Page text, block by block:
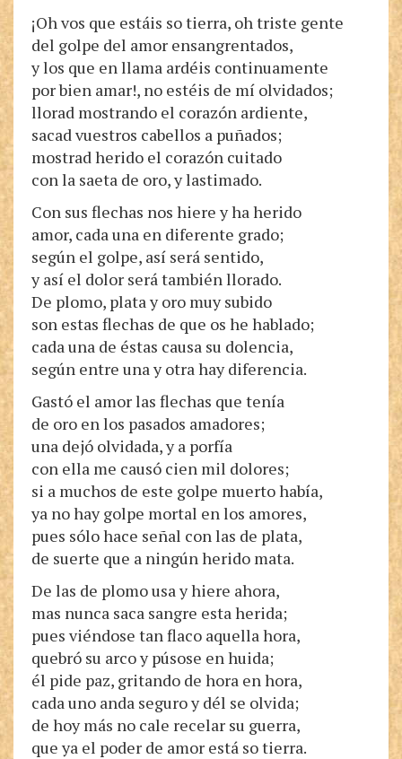
¡Oh vos que estáis so tierra, oh triste gente
del golpe del amor ensangrentados,
y los que en llama ardéis continuamente
por bien amar!, no estéis de mí olvidados;
llorad mostrando el corazón ardiente,
sacad vuestros cabellos a puñados;
mostrad herido el corazón cuitado
con la saeta de oro, y lastimado.
Con sus flechas nos hiere y ha herido
amor, cada una en diferente grado;
según el golpe, así será sentido,
y así el dolor será también llorado.
De plomo, plata y oro muy subido
son estas flechas de que os he hablado;
cada una de éstas causa su dolencia,
según entre una y otra hay diferencia.
Gastó el amor las flechas que tenía
de oro en los pasados amadores;
una dejó olvidada, y a porfía
con ella me causó cien mil dolores;
si a muchos de este golpe muerto había,
ya no hay golpe mortal en los amores,
pues sólo hace señal con las de plata,
de suerte que a ningún herido mata.
De las de plomo usa y hiere ahora,
mas nunca saca sangre esta herida;
pues viéndose tan flaco aquella hora,
quebró su arco y púsose en huida;
él pide paz, gritando de hora en hora,
cada uno anda seguro y dél se olvida;
de hoy más no cale recelar su guerra,
que ya el poder de amor está so tierra.